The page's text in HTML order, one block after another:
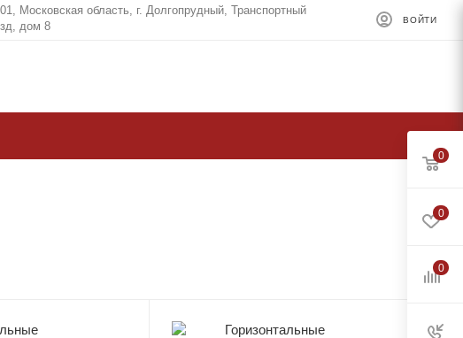
Московская область, г. Долгопрудный, Транспортный
дом 8
ВОЙТИ
Горизонтальные
0
0
0